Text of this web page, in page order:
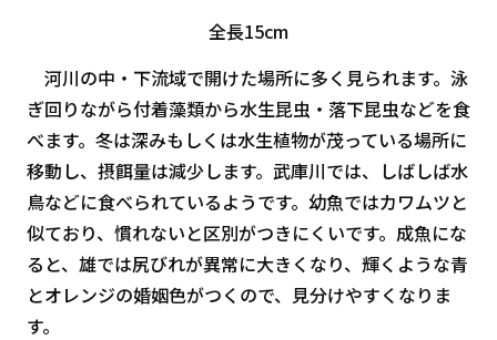
全長15cm
河川の中・下流域で開けた場所に多く見られます。泳
ぎ回りながら付着藻類から水生昆虫・落下昆虫などを食
べます。冬は深みもしくは水生植物が茂っている場所に
移動し、摂餌量は減少します。武庫川では、しばしば水
鳥などに食べられているようです。幼魚ではカワムツと
似ており、慣れないと区別がつきにくいです。成魚にな
ると、雄では尻びれが異常に大きくなり、輝くような青
とオレンジの婚姻色がつくので、見分けやすくなりま
す。